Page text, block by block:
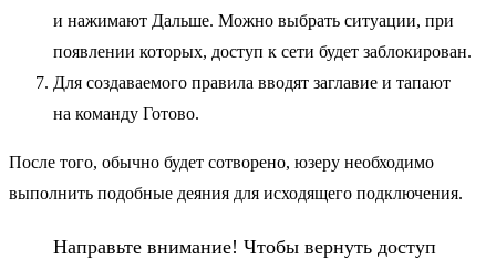
и нажимают Дальше. Можно выбрать ситуации, при
появлении которых, доступ к сети будет заблокирован.
Для создаваемого правила вводят заглавие и тапают
на команду Готово.
После того, обычно будет сотворено, юзеру необходимо
выполнить подобные деяния для исходящего подключения.
Направьте внимание! Чтобы вернуть доступ